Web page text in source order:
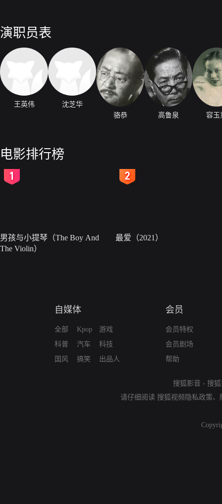
演职员表
王英伟
沈芝华
骆恭
高鲁泉 容玉
电影排行榜
男孩与小提琴（The Boy And
The Violin）
最爱（2021）
自媒体
全部
科普
国风
Kpop
汽车
搞笑
游戏
科技
出品人
会员
会员特权
会员剧场
帮助
搜狐影音 - 搜
请仔细阅读 搜狐视频隐私政策、